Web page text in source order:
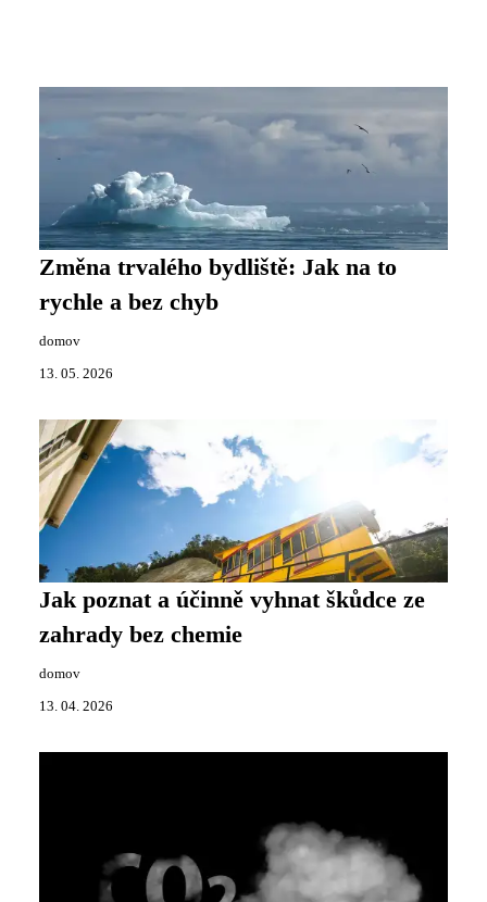
Změna trvalého bydliště: Jak na to
rychle a bez chyb
domov
13. 05. 2026
Jak poznat a účinně vyhnat škůdce ze
zahrady bez chemie
domov
13. 04. 2026